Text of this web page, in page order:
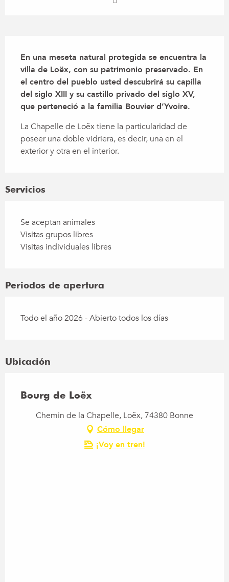
En una meseta natural protegida se encuentra la
villa de Loëx, con su patrimonio preservado. En
el centro del pueblo usted descubrirá su capilla
del siglo XIII y su castillo privado del siglo XV,
que perteneció a la familia Bouvier d’Yvoire.
La Chapelle de Loëx tiene la particularidad de
poseer una doble vidriera, es decir, una en el
exterior y otra en el interior.
Servicios
Se aceptan animales
Visitas grupos libres
Visitas individuales libres
Periodos de apertura
Todo el año 2026 - Abierto todos los días
Ubicación
Bourg de Loëx
Chemin de la Chapelle, Loëx, 74380 Bonne
Cómo llegar
¡Voy en tren!